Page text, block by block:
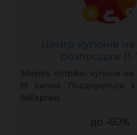
Центр купонів
розпродаж (1-
Зберіть потрібні купони
19 липня. Поєднуються
AliExpress
до -60%